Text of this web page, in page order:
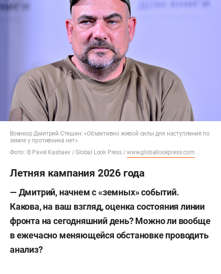
Военкор Дмитрий Стешин: «Объективно живой силы для наступления по
земле у противника нет»
Фото: © Pavel Kashaev / Global Look Press /www.globallookpress.com
Летняя кампания 2026 года
— Дмитрий, начнем с «земных» событий.
Какова, на ваш взгляд, оценка состояния линии
фронта на сегодняшний день? Можно ли вообще
в ежечасно меняющейся обстановке проводить
анализ?